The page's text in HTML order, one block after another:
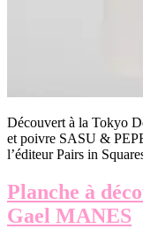
Découvert à la Tokyo
et poivre SASU &
l’éditeur Pairs in
Planche à
Gael MANES